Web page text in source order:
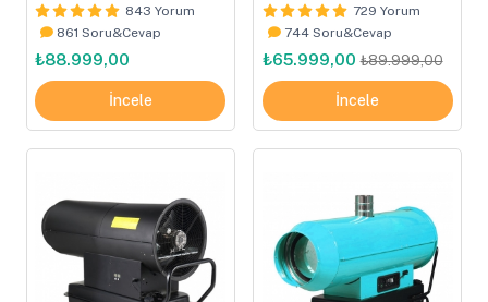
Mazotlu Isıtıcı843 Yorum
861 Soru&Cevap
₺88.999,00
İncele
729 Yorum
744 Soru&Cevap
₺65.999,00 ₺89.999,00
İncele